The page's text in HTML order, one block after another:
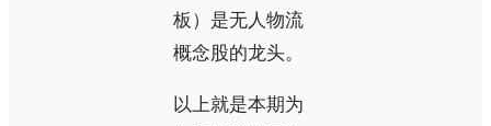
板）是无人物流
概念股的龙头。
以上就是本期为